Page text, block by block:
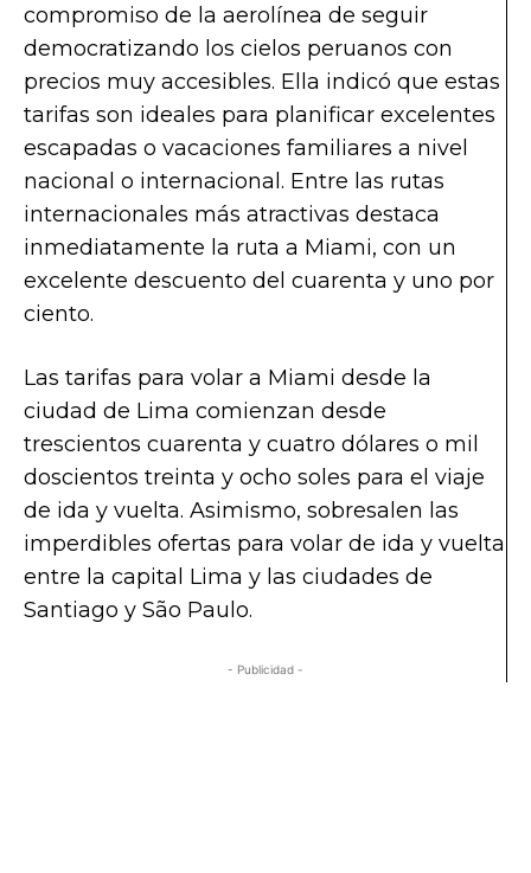
compromiso de la aerolínea de seguir
democratizando los cielos peruanos con
precios muy accesibles. Ella indicó que estas
tarifas son ideales para planificar excelentes
escapadas o vacaciones familiares a nivel
nacional o internacional. Entre las rutas
internacionales más atractivas destaca
inmediatamente la ruta a Miami, con un
excelente descuento del cuarenta y uno por
ciento.
Las tarifas para volar a Miami desde la
ciudad de Lima comienzan desde
trescientos cuarenta y cuatro dólares o mil
doscientos treinta y ocho soles para el viaje
de ida y vuelta. Asimismo, sobresalen las
imperdibles ofertas para volar de ida y vuelta
entre la capital Lima y las ciudades de
Santiago y São Paulo.
- Publicidad -